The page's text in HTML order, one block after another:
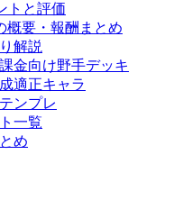
トと評価
概要・報酬まとめ
解説
金向け野手デッキ
適正キャラ
ンプレ
一覧
め